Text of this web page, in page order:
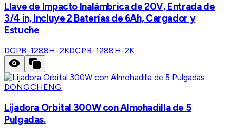
Llave de Impacto Inalámbrica de 20V, Entrada de
3/4 in, Incluye 2 Baterías de 6Ah, Cargador y
Estuche
DCPB-1288H-2KDCPB-1288H-2K
DONGCHENG
Lijadora Orbital 300W con Almohadilla de 5
Pulgadas.